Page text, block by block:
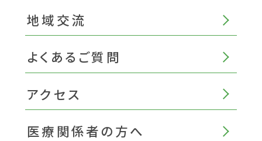
地域交流
よくあるご質問
アクセス
医療関係者の方へ